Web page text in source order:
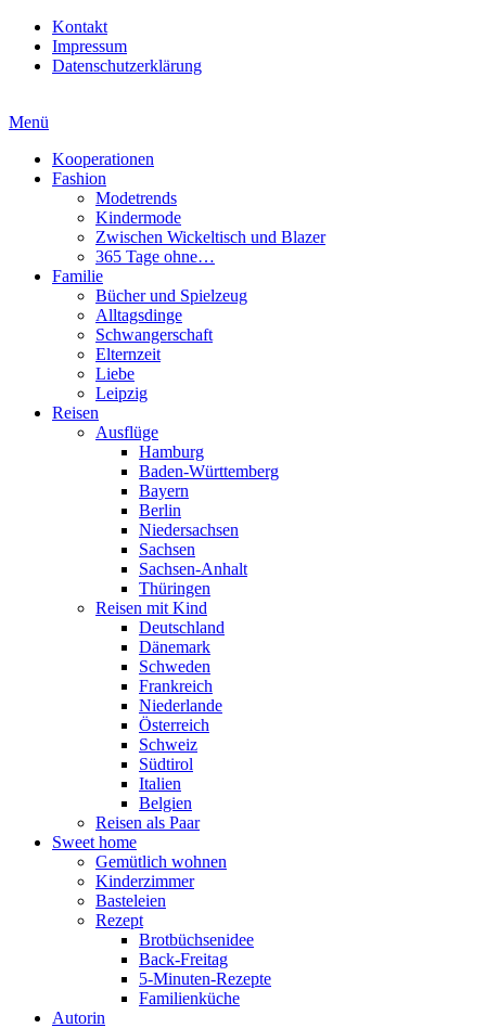
Kontakt
Impressum
Datenschutzerklärung
Menü
Kooperationen
Fashion
Modetrends
Kindermode
Zwischen Wickeltisch und Blazer
365 Tage ohne…
Familie
Bücher und Spielzeug
Alltagsdinge
Schwangerschaft
Elternzeit
Liebe
Leipzig
Reisen
Ausflüge
Hamburg
Baden-Württemberg
Bayern
Berlin
Niedersachsen
Sachsen
Sachsen-Anhalt
Thüringen
Reisen mit Kind
Deutschland
Dänemark
Schweden
Frankreich
Niederlande
Österreich
Schweiz
Südtirol
Italien
Belgien
Reisen als Paar
Sweet home
Gemütlich wohnen
Kinderzimmer
Basteleien
Rezept
Brotbüchsenidee
Back-Freitag
5-Minuten-Rezepte
Familienküche
Autorin